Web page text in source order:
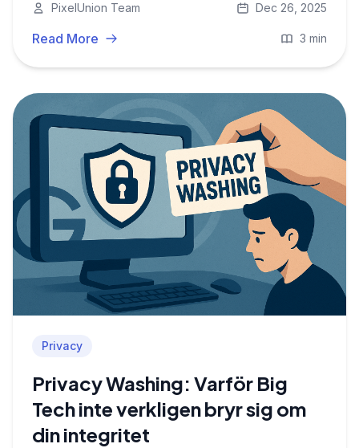
tillbaka under europeiskt skydd.
PixelUnion Team Dec 26, 2025
Read More 3 min
Privacy
Privacy Washing: Varför Big
Tech inte verkligen bryr sig om
din integritet